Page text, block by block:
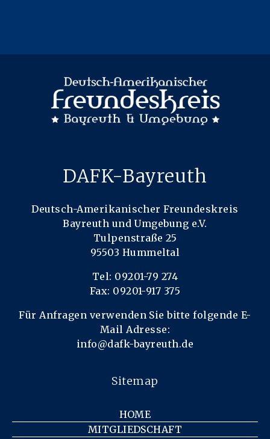
DAFK-Bayreuth
Deutsch-Amerikanischer Freundeskreis
Bayreuth und Umgebung e.V.
Tulpenstraße 25
95503 Hummeltal
Tel: 09201-79 274
Fax: 09201-917 375
Für Anfragen verwenden Sie bitte folgende E-
Mail Adresse:
info@dafk-bayreuth.de
Sitemap
HOME
MITGLIEDSCHAFT